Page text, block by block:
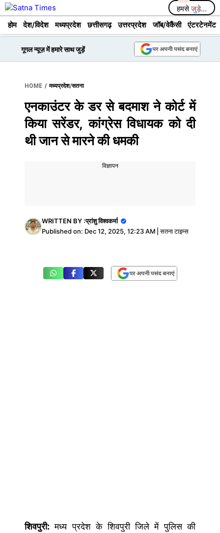
Skip
to
content
हमसेजुड़े...
होम
देश/विदेश मध्यप्रदेश छत्तीसगढ़ उत्तरप्रदेश जॉब/वेकैंसी एंटरटेनमेंट
गूगल न्यूज़ में हमारे साथ जुड़ें
HOME / मध्यप्रदेश/सतना
एनकाउंटर के डर से बदमाश ने कोर्ट में
किया सरेंडर, कांग्रेस विधायक को दी
थी जान से मारने की धमकी
विज्ञापन
WRITTEN BY :प्रांशु विश्वकर्मा
Published on: Dec 12, 2025, 12:23 AM |सतना टाइम्स
शिवपुरी: मध्य प्रदेश के शिवपुरी जिले में पुलिस की